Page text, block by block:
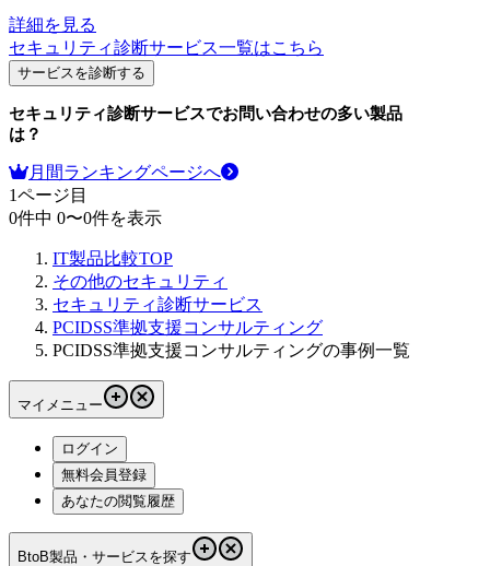
詳細を見る
セキュリティ診断サービス一覧はこちら
サービスを診断する
セキュリティ診断サービスでお問い合わせの多い製品
は？
月間ランキングページへ
1ページ目
0件中 0〜0件を表示
IT製品比較TOP
その他のセキュリティ
セキュリティ診断サービス
PCIDSS準拠支援コンサルティング
PCIDSS準拠支援コンサルティングの事例一覧
マイメニュー
ログイン
無料会員登録
あなたの閲覧履歴
BtoB製品・サービスを探す